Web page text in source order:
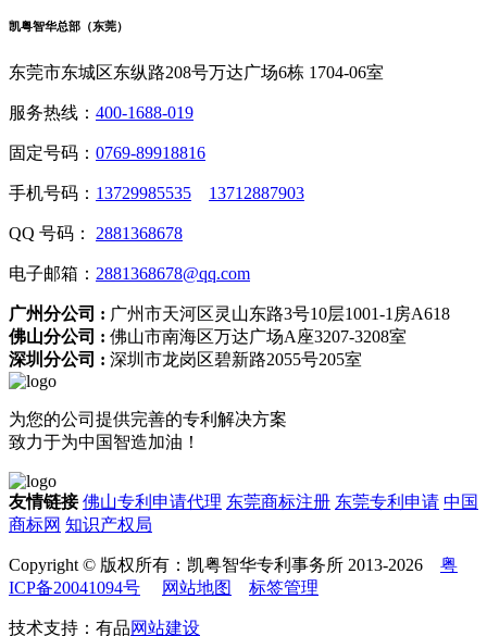
凯粤智华总部（东莞）
东莞市东城区东纵路208号万达广场6栋 1704-06室
服务热线： 400-1688-019
固定号码： 0769-89918816
手机号码： 13729985535 13712887903
QQ 号码： 2881368678
电子邮箱： 2881368678@qq.com
广州分公司 : 广州市天河区灵山东路3号10层1001-1房A618
佛山分公司 : 佛山市南海区万达广场A座3207-3208室
深圳分公司 : 深圳市龙岗区碧新路2055号205室
为您的公司提供完善的专利解决方案
致力于为中国智造加油！
友情链接 佛山专利申请代理 东莞商标注册 东莞专利申请 中国
商标网 知识产权局
Copyright © 版权所有：凯粤智华专利事务所 2013-2026 粤
ICP备20041094号
网站地图 标签管理
技术支持：有品网站建设